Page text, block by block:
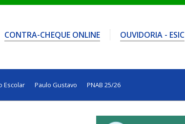
CONTRA-CHEQUE ONLINE OUVIDORIA - ESIC
Escolar Paulo Gustavo PNAB 25/26